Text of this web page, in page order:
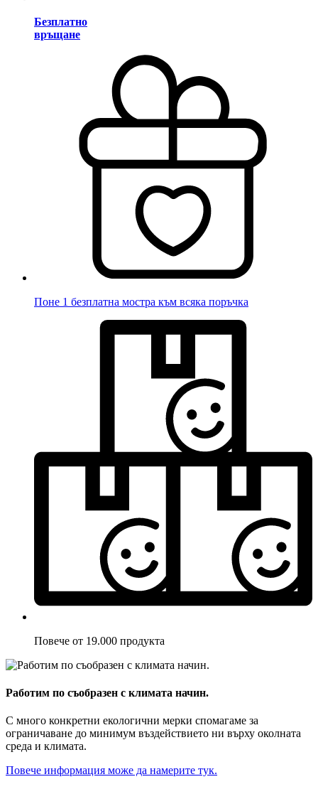
Безплатно
връщане
Поне 1 безплатна мостра към всяка поръчка
Повече от 19.000 продукта
Работим по съобразен с климата начин.
С много конкретни екологични мерки спомагаме за
ограничаване до минимум въздействието ни върху околната
среда и климата.
Повече информация може да намерите тук.